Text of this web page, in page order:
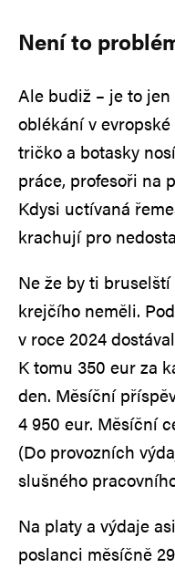
Není to
Ale budiž – je to
oblékání v
tričko a botasky
práce, profesoři na
Kdysi uctívaná
krachují pro
Ne že by ti
krejčího neměli.
v roce 2024
K tomu 350 eur za
den. Měsíční
4 950 eur. Měsíční
(Do provozních
slušného
Na platy a výdaje
poslanci měsíčně